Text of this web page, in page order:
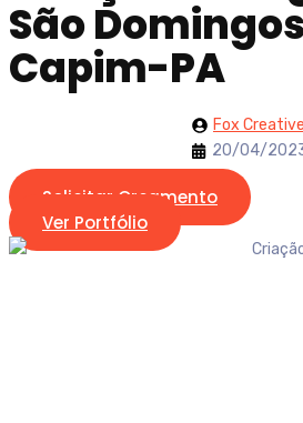
São
Capim-PA
Fox Creative
20/04/
Solicitar Orçamento
Ver Portfólio